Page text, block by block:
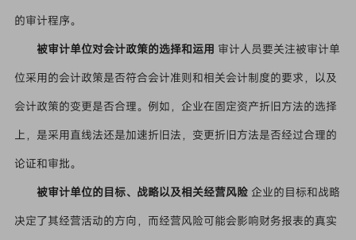
的审计程序。
被审计单位对会计政策的选择和运用 审计人员要关注被审计单
位采用的会计政策是否符合会计准则和相关会计制度的要求，以及
会计政策的变更是否合理。例如，企业在固定资产折旧方法的选择
上，是采用直线法还是加速折旧法，变更折旧方法是否经过合理的
论证和审批。
被审计单位的目标、战略以及相关经营风险企业的目标和战略
决定了其经营活动的方向，而经营风险可能会影响财务报表的真实